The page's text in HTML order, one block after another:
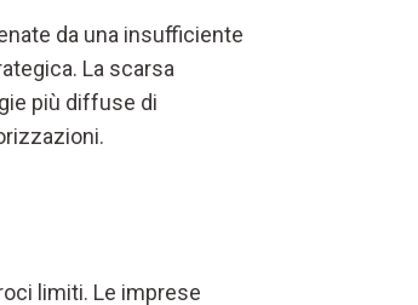
da una insufficiente
La scarsa
più diffuse di
limiti. Le imprese